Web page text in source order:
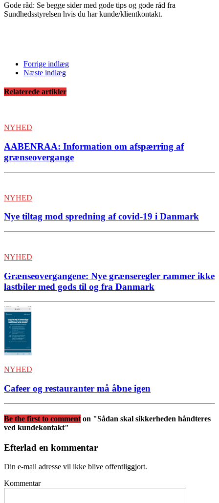
Gode råd: Se begge sider med gode tips og gode råd fra
Sundhedsstyrelsen hvis du har kunde/klientkontakt.
Forrige indlæg
Næste indlæg
Relaterede artikler
NYHED
AABENRAA: Information om afspærring af
grænseovergange
NYHED
Nye tiltag mod spredning af covid-19 i Danmark
NYHED
Grænseovergangene: Nye grænseregler rammer ikke
lastbiler med gods til og fra Danmark
NYHED
Cafeer og restauranter må åbne igen
Be the first to comment on "Sådan skal sikkerheden håndteres
ved kundekontakt"
Efterlad en kommentar
Din e-mail adresse vil ikke blive offentliggjort.
Kommentar